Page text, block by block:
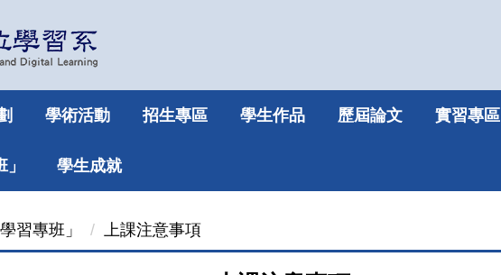
學術活動 招生專區 學生作品 歷屆論文 實習專區
學生成就
習專班」 上課注意事項